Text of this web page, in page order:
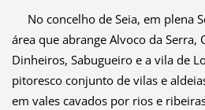
No concelho de Seia, em plena
área que abrange Alvoco da Serra,
Dinheiros, Sabugueiro e a vila de
pitoresco conjunto de vilas e
em vales cavados por rios e